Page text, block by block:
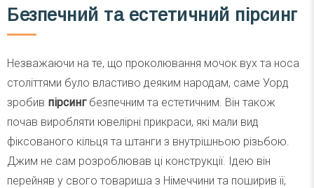
Безпечний та естетичний пірсинг
Незважаючи на те, що проколювання мочок вух та носа
століттями було властиво деяким народам, саме Уорд
зробив пірсингбезпечним та естетичним. Він також
почав виробляти ювелірні прикраси, які мали вид
фіксованого кільця та штанги з внутрішньою різьбою.
Джим не сам розроблював ці конструкції. Ідею він
перейняв у свого товариша з Німеччини та поширив її,